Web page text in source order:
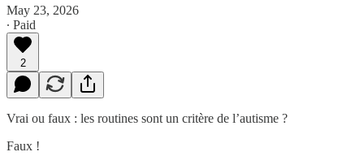
May 23, 2026
∙ Paid
2
Vrai ou faux : les routines sont un critère de l’autisme ?
Faux !